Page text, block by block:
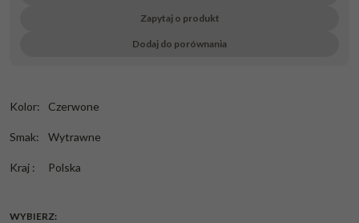
Zapytaj o produkt
Dodaj do porównania
Kolor: Czerwone
Smak: Wytrawne
Kraj : Polska
WYBIERZ: